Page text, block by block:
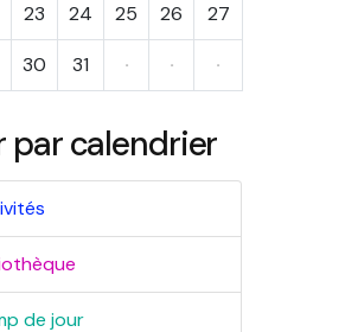
23 24 25 26 27
30 31 · · ·
par calendrier
de jour